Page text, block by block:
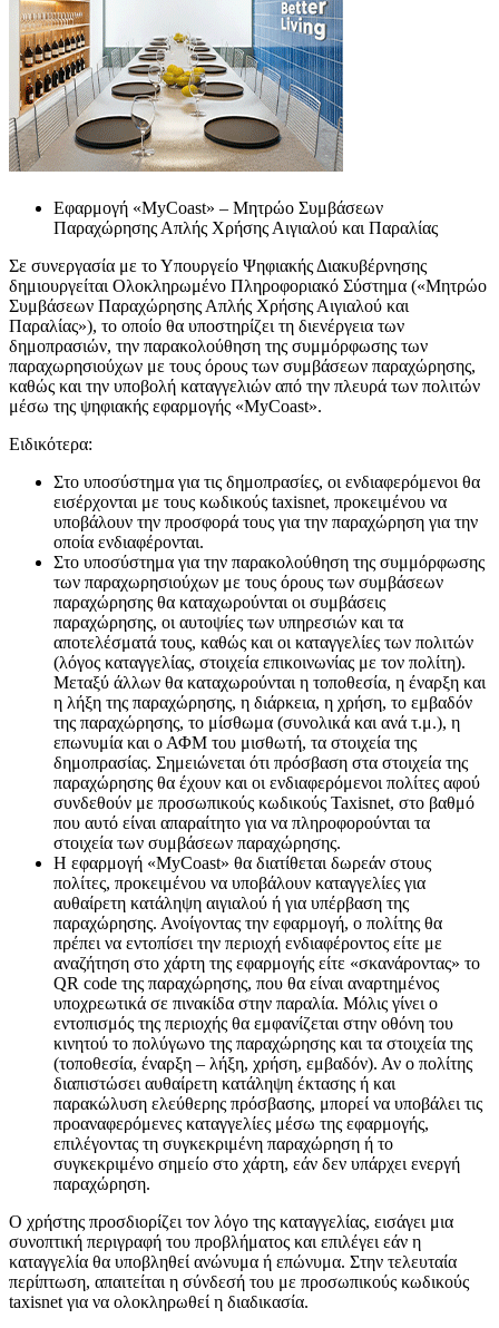
Εφαρμογή «MyCoast» – Μητρώο Συμβάσεων
Παραχώρησης Απλής Χρήσης Αιγιαλού και Παραλίας
Σε συνεργασία με το Υπουργείο Ψηφιακής Διακυβέρνησης
δημιουργείται Ολοκληρωμένο Πληροφοριακό Σύστημα («Μητρώο
Συμβάσεων Παραχώρησης Απλής Χρήσης Αιγιαλού και
Παραλίας»), το οποίο θα υποστηρίζει τη διενέργεια των
δημοπρασιών, την παρακολούθηση της συμμόρφωσης των
παραχωρησιούχων με τους όρους των συμβάσεων παραχώρησης,
καθώς και την υποβολή καταγγελιών από την πλευρά των πολιτών
μέσω της ψηφιακής εφαρμογής «MyCoast».
Ειδικότερα:
Στο υποσύστημα για τις δημοπρασίες, οι ενδιαφερόμενοι θα
εισέρχονται με τους κωδικούς taxisnet, προκειμένου να
υποβάλουν την προσφορά τους για την παραχώρηση για την
οποία ενδιαφέρονται.
Στο υποσύστημα για την παρακολούθηση της συμμόρφωσης
των παραχωρησιούχων με τους όρους των συμβάσεων
παραχώρησης θα καταχωρούνται οι συμβάσεις
παραχώρησης, οι αυτοψίες των υπηρεσιών και τα
αποτελέσματά τους, καθώς και οι καταγγελίες των πολιτών
(λόγος καταγγελίας, στοιχεία επικοινωνίας με τον πολίτη).
Μεταξύ άλλων θα καταχωρούνται η τοποθεσία, η έναρξη και
η λήξη της παραχώρησης, η διάρκεια, η χρήση, το εμβαδόν
της παραχώρησης, το μίσθωμα (συνολικά και ανά τ.μ.), η
επωνυμία και ο ΑΦΜ του μισθωτή, τα στοιχεία της
δημοπρασίας. Σημειώνεται ότι πρόσβαση στα στοιχεία της
παραχώρησης θα έχουν και οι ενδιαφερόμενοι πολίτες αφού
συνδεθούν με προσωπικούς κωδικούς Taxisnet, στο βαθμό
που αυτό είναι απαραίτητο για να πληροφορούνται τα
στοιχεία των συμβάσεων παραχώρησης.
Η εφαρμογή «MyCoast» θα διατίθεται δωρεάν στους
πολίτες, προκειμένου να υποβάλουν καταγγελίες για
αυθαίρετη κατάληψη αιγιαλού ή για υπέρβαση της
παραχώρησης. Ανοίγοντας την εφαρμογή, ο πολίτης θα
πρέπει να εντοπίσει την περιοχή ενδιαφέροντος είτε με
αναζήτηση στο χάρτη της εφαρμογής είτε «σκανάροντας» το
QR code της παραχώρησης, που θα είναι αναρτημένος
υποχρεωτικά σε πινακίδα στην παραλία. Μόλις γίνει ο
εντοπισμός της περιοχής θα εμφανίζεται στην οθόνη του
κινητού το πολύγωνο της παραχώρησης και τα στοιχεία της
(τοποθεσία, έναρξη – λήξη, χρήση, εμβαδόν). Αν ο πολίτης
διαπιστώσει αυθαίρετη κατάληψη έκτασης ή και
παρακώλυση ελεύθερης πρόσβασης, μπορεί να υποβάλει τις
προαναφερόμενες καταγγελίες μέσω της εφαρμογής,
επιλέγοντας τη συγκεκριμένη παραχώρηση ή το
συγκεκριμένο σημείο στο χάρτη, εάν δεν υπάρχει ενεργή
παραχώρηση.
Ο χρήστης προσδιορίζει τον λόγο της καταγγελίας, εισάγει μια
συνοπτική περιγραφή του προβλήματος και επιλέγει εάν η
καταγγελία θα υποβληθεί ανώνυμα ή επώνυμα. Στην τελευταία
περίπτωση, απαιτείται η σύνδεσή του με προσωπικούς κωδικούς
taxisnet για να ολοκληρωθεί η διαδικασία.